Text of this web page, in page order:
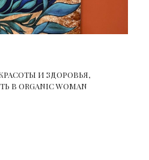
И ЗДОРОВЬЯ,
ORGANIC WOMAN